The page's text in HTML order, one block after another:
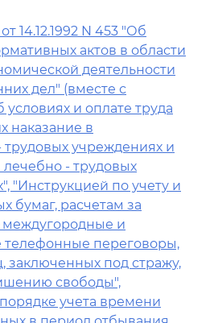
14.12.1992 N 453 "Об
актов в области
деятельности
дел" (вместе с
и оплате труда
наказание в
трудовых учреждениях и
- трудовых
"Инструкцией по учету и
бумаг, расчетам за
и
переговоры,
заключенных под стражу,
свободы",
учета времени